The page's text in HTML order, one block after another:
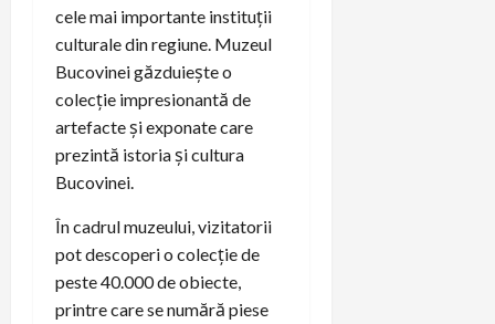
cele mai importante instituții
culturale din regiune. Muzeul
Bucovinei găzduiește o
colecție impresionantă de
artefacte și exponate care
prezintă istoria și cultura
Bucovinei.
În cadrul muzeului, vizitatorii
pot descoperi o colecție de
peste 40.000 de obiecte,
printre care se numără piese